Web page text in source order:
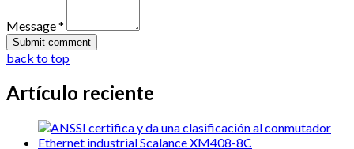
Message *
back to top
Artículo reciente